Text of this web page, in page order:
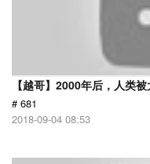
【越哥】2000年后，人类
# 681
2018-09-04 08:53